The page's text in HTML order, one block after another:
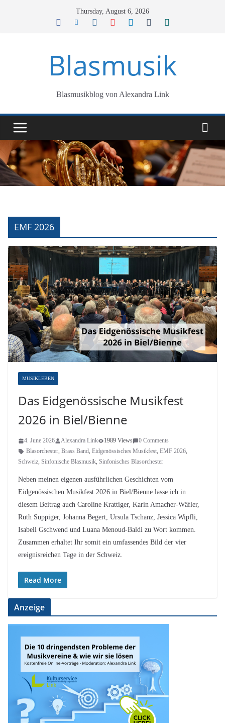
Thursday, August 6, 2026
Blasmusik
Blasmusikblog von Alexandra Link
EMF 2026
MUSIKLEBEN
Das Eidgenössische Musikfest
2026 in Biel/Bienne
4. June 2026 Alexandra Link 1989 Views
0 Comments
Blasorchester, Brass Band, Eidgenössisches Musikfest, EMF 2026,
Schweiz, Sinfonische Blasmusik, Sinfonisches Blasorchester
Neben meinen eigenen ausführlichen Geschichten vom
Eidgenössischen Musikfest 2026 in Biel/Bienne lasse ich in
diesem Beitrag auch Caroline Krattiger, Karin Amacher-Wäfler,
Ruth Suppiger, Johanna Begert, Ursula Tschanz, Jessica Wipfli,
Isabell Gschwend und Luana Menoud-Baldi zu Wort kommen.
Zusammen erhaltet Ihr somit ein umfassendes Bild der vier
ereignisreichen Tage in der Schweiz.
Read More
Anzeige